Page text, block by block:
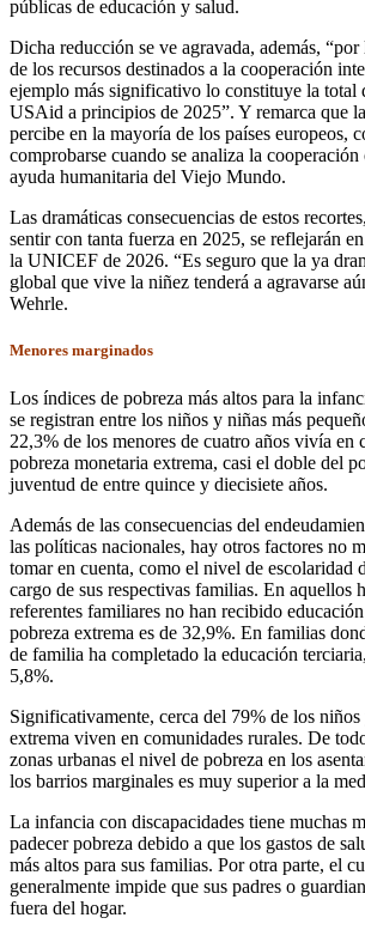
públicas de educación y salud.
Dicha reducción se ve agravada, además,
de los recursos destinados a la cooperación
ejemplo más significativo lo constituye la total
USAid a principios de 2025”. Y remarca que
percibe en la mayoría de los países europeos,
comprobarse cuando se analiza la
ayuda humanitaria del Viejo Mundo.
Las dramáticas consecuencias de estos
sentir con tanta fuerza en 2025, se reflejarán
la UNICEF de 2026. “Es seguro que la ya
global que vive la niñez tenderá a agravarse
Wehrle.
Menores marginados
Los índices de pobreza más altos para la
se registran entre los niños y niñas más
22,3% de los menores de cuatro años vivía en
pobreza monetaria extrema, casi el doble del
juventud de entre quince y diecisiete años.
Además de las consecuencias del
las políticas nacionales, hay otros factores no
tomar en cuenta, como el nivel de escolaridad
cargo de sus respectivas familias. En aquellos
referentes familiares no han recibido
pobreza extrema es de 32,9%. En familias
de familia ha completado la educación
5,8%.
Significativamente, cerca del 79% de los niños
extrema viven en comunidades rurales. De
zonas urbanas el nivel de pobreza en los
los barrios marginales es muy superior a la
La infancia con discapacidades tiene muchas
padecer pobreza debido a que los gastos de
más altos para sus familias. Por otra parte, el
generalmente impide que sus padres o
fuera del hogar.